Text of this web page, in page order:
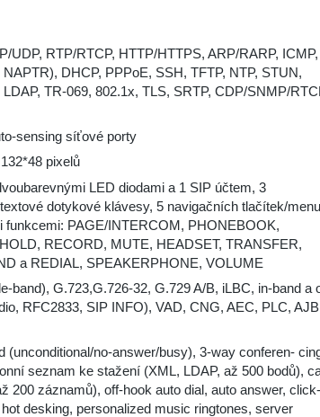
UDP, RTP/RTCP, HTTP/HTTPS, ARP/RARP, ICMP,
DHCP, PPPoE, SSH, TFTP, NTP, STUN,
TR-069, 802.1x, TLS, SRTP, CDP/SNMP/
sensing síťové porty
pixelů
LED diodami a 1 SIP účtem, 3
dotykové klávesy, 5 navigačních tlačítek/
funkcemi: PAGE/INTERCOM, PHONEBOOK,
RECORD, MUTE, HEADSET, TRANSFER,
a REDIAL, SPEAKERPHONE, VOLUME
band), G.723,G.726-32, G.729 A/B, iLBC, in-band a
RFC2833, SIP INFO), VAD, CNG, AEC, PLC,
(unconditional/no-answer/busy), 3-way conferen-
seznam ke stažení (XML, LDAP, až 500 bodů),
200 záznamů), off-hook auto dial, auto answer,
desking, personalized music ringtones, server